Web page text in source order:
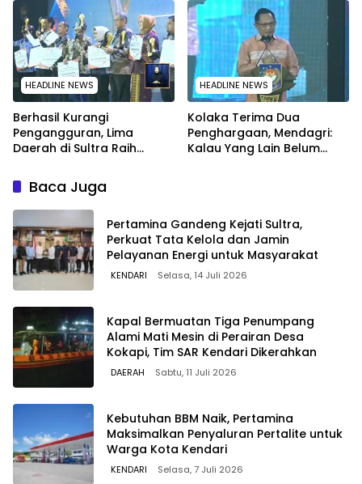
HEADLINE NEWS
Berhasil Kurangi
Pengangguran, Lima
Daerah di Sultra Raih
Kemendagri
HEADLINE NEWS
Kolaka Terima Dua
Penghargaan, Mendagri:
Kalau Yang Lain Belum
Baca Juga
Pertamina Gandeng Kejati Sultra,
Perkuat Tata Kelola dan Jamin
Pelayanan Energi untuk Masyarakat
KENDARI Selasa, 14 Juli 2026
Kapal Bermuatan Tiga Penumpang
Alami Mati Mesin di Perairan Desa
Kokapi, Tim SAR Kendari Dikerahkan
DAERAH Sabtu, 11 Juli 2026
Kebutuhan BBM Naik, Pertamina
Maksimalkan Penyaluran Pertalite untuk
Warga Kota Kendari
KENDARI Selasa, 7 Juli 2026